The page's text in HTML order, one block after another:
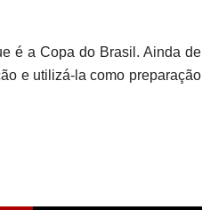
é a Copa do Brasil. Ainda de
e utilizá-la como preparação